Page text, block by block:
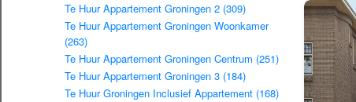
Te Huur Appartement Groningen 2 (309)
Te Huur Appartement Groningen Woonkamer
(263)
Te Huur Appartement Groningen Centrum (251)
Te Huur Appartement Groningen 3 (184)
Te Huur Groningen Inclusief Appartement (168)